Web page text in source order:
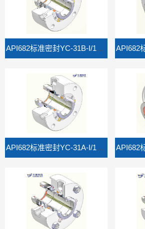
API682标准密封YC-31B-I/1CW-FL/FX
API682标准密封YC-31A-I/1CW-FL/FX